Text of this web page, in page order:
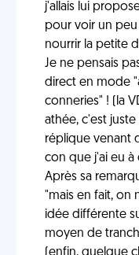
j'allais lui
pour voir un
nourrir la petite
Je ne pensais
direct en mode
conneries" ! (la
athée, c'est
réplique venant
con que j'ai eu
Après sa
"mais en fait, on
idée différente
moyen de